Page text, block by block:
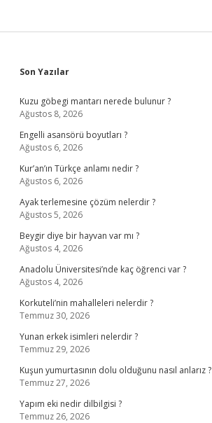
Sidebar
Son Yazılar
Kuzu göbegi mantarı nerede bulunur ?
Ağustos 8, 2026
Engelli asansörü boyutları ?
Ağustos 6, 2026
Kur’an’ın Türkçe anlamı nedir ?
Ağustos 6, 2026
Ayak terlemesine çözüm nelerdir ?
Ağustos 5, 2026
Beygir diye bir hayvan var mı ?
Ağustos 4, 2026
Anadolu Üniversitesi’nde kaç öğrenci var ?
Ağustos 4, 2026
Korkuteli’nin mahalleleri nelerdir ?
Temmuz 30, 2026
Yunan erkek isimleri nelerdir ?
Temmuz 29, 2026
Kuşun yumurtasının dolu olduğunu nasıl anlarız ?
Temmuz 27, 2026
Yapım eki nedir dilbilgisi ?
Temmuz 26, 2026